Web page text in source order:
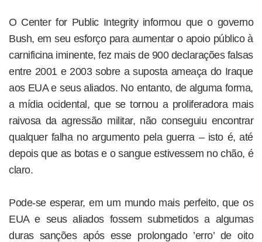
O Center for Public Integrity informou que o governo
Bush, em seu esforço para aumentar o apoio público à
carnificina iminente, fez mais de 900 declarações falsas
entre 2001 e 2003 sobre a suposta ameaça do Iraque
aos EUA e seus aliados. No entanto, de alguma forma,
a mídia ocidental, que se tornou a proliferadora mais
raivosa da agressão militar, não conseguiu encontrar
qualquer falha no argumento pela guerra – isto é, até
depois que as botas e o sangue estivessem no chão, é
claro.
Pode-se esperar, em um mundo mais perfeito, que os
EUA e seus aliados fossem submetidos a algumas
duras sanções após esse prolongado ’erro’ de oito